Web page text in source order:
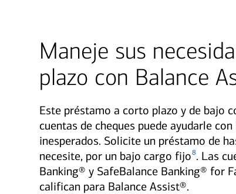
Maneje sus
plazo con Balance
Este préstamo a corto plazo y de bajo
cuentas de cheques puede ayudarle
inesperados. Solicite un préstamo de
necesite, por un bajo cargo fijo8. Las
Banking® y SafeBalance Banking® for
califican para Balance Assist®.